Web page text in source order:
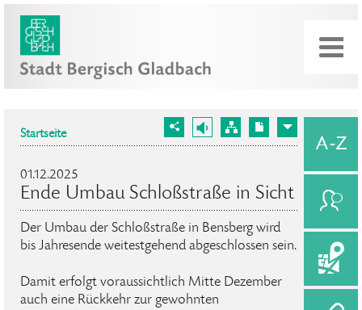
Startseite
01.12.2025
Ende Umbau Schloßstraße in Sicht
Der Umbau der Schloßstraße in Bensberg wird
bis Jahresende weitestgehend abgeschlossen sein.
Damit erfolgt voraussichtlich Mitte Dezember
auch eine Rückkehr zur gewohnten